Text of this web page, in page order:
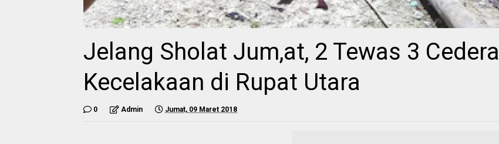
Jelang Sholat Jum,at, 2 Tewas 3 Cedera
Kecelakaan di Rupat Utara
0 Admin Jumat, 09 Maret 2018